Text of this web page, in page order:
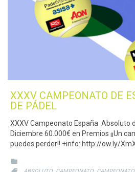
XXXV CAMPEONATO DE
DE PÁDEL
XXXV Campeonato España Absoluto
Diciembre 60.000€ en Premios ¡¡Un
puedes perder!! +info: http://ow.ly/

CATEGORY